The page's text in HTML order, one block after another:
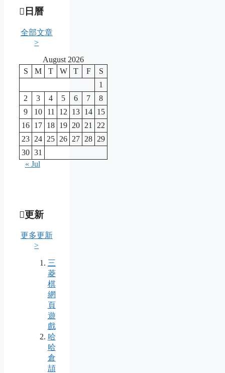
日曆
全部文章
>
August 2026
S
M T W T F
S
1
2
3 4 5 6 7
8
9
10 11 12 13 14 15
16 17 18 19 20 21
22
23 24 25 26 27 28 29
30 31
« Jul
更新
更多更新
>
三
菱
棋
網
頁
遊
戲
哈
哈
倉
頡